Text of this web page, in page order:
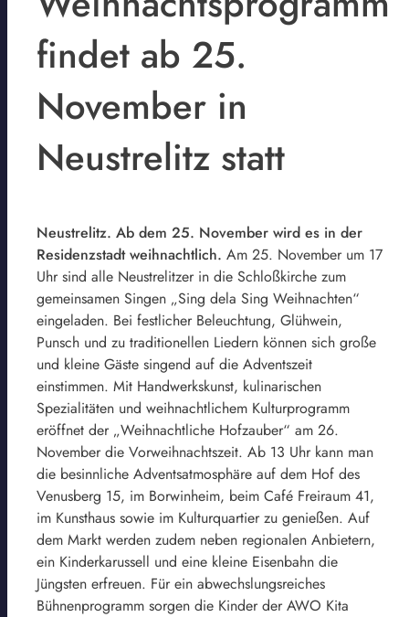
findet ab 25.
November in
Neustrelitz statt
Neustrelitz. Ab dem 25. November wird es in der
Residenzstadt weihnachtlich. Am 25. November um 17
Uhr sind alle Neustrelitzer in die Schloßkirche zum
gemeinsamen Singen „Sing dela Sing Weihnachten“
eingeladen. Bei festlicher Beleuchtung, Glühwein,
Punsch und zu traditionellen Liedern können sich große
und kleine Gäste singend auf die Adventszeit
einstimmen. Mit Handwerkskunst, kulinarischen
Spezialitäten und weihnachtlichem Kulturprogramm
eröffnet der „Weihnachtliche Hofzauber“ am 26.
November die Vorweihnachtszeit. Ab 13 Uhr kann man
die besinnliche Adventsatmosphäre auf dem Hof des
Venusberg 15, im Borwinheim, beim Café Freiraum 41,
im Kunsthaus sowie im Kulturquartier zu genießen. Auf
dem Markt werden zudem neben regionalen Anbietern,
ein Kinderkarussell und eine kleine Eisenbahn die
Jüngsten erfreuen. Für ein abwechslungsreiches
Bühnenprogramm sorgen die Kinder der AWO Kita